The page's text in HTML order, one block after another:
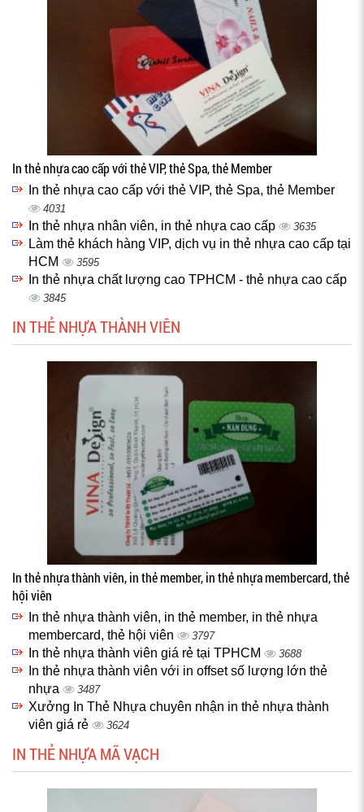
In thẻ nhựa cao cấp với thẻ VIP, thẻ Spa, thẻ Member
In thẻ nhựa cao cấp với thẻ VIP, thẻ Spa, thẻ Member
4031
In thẻ nhựa nhân viên, in thẻ nhựa cao cấp 3635
Làm thẻ khách hàng VIP, dịch vụ in thẻ nhựa cao cấp tại
HCM
3595
In thẻ nhựa chất lượng cao TPHCM - thẻ nhựa cao cấp
3845
IN THẺ NHỰA THÀNH VIÊN
In thẻ nhựa thành viên, in thẻ member, in thẻ nhựa membercard, thẻ
hội viên
In thẻ nhựa thành viên, in thẻ member, in thẻ nhựa
membercard, thẻ hội viên
3797
In thẻ nhựa thành viên giá rẻ tại TPHCM 3688
In thẻ nhựa thành viên với in offset số lượng lớn thẻ
nhựa
3487
Xưởng In Thẻ Nhựa chuyên nhận in thẻ nhựa thành
viên giá rẻ
3624
IN THẺ NHỰA MÃ VẠCH